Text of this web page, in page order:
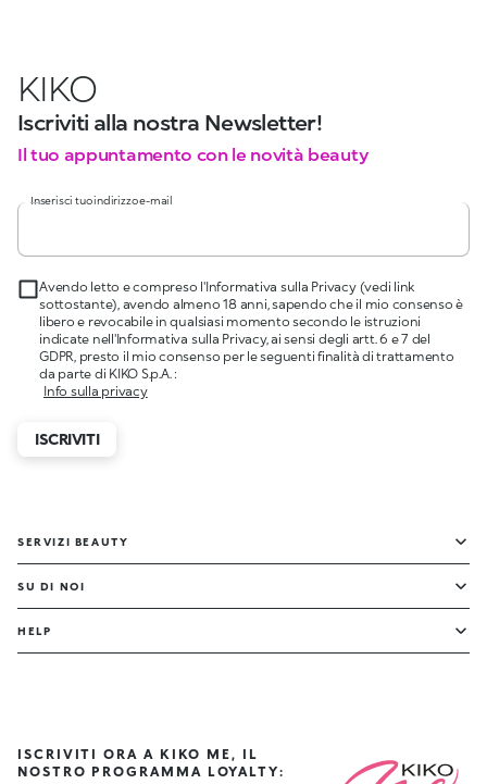
KIKO
Iscriviti alla nostra Newsletter!
Il tuo appuntamento con le novità beauty
Inserisci tuo indirizzo e-mail
Avendo letto e compreso l'Informativa sulla Privacy (vedi link
sottostante), avendo almeno 18 anni, sapendo che il mio consenso è
libero e revocabile in qualsiasi momento secondo le istruzioni
indicate nell'Informativa sulla Privacy, ai sensi degli artt. 6 e 7 del
GDPR, presto il mio consenso per le seguenti finalità di trattamento
da parte di KIKO S.p.A. :
Info sulla privacy
ISCRIVITI
SERVIZI BEAUTY
SU DI NOI
HELP
ISCRIVITI ORA A KIKO ME, IL
NOSTRO PROGRAMMA LOYALTY: